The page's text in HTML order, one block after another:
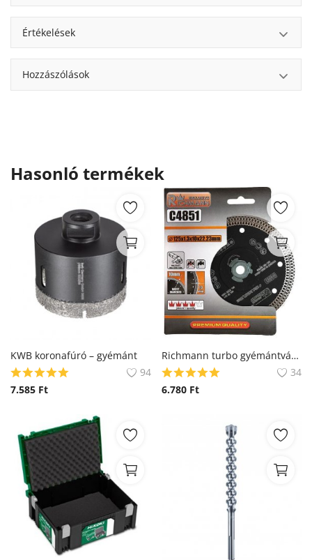
Értékelések
Hozzászólások
Hasonló termékek
KWB koronafúró – gyémánt
94
7.585 Ft
Richmann turbo gyémántvágó C4851
34
6.780 Ft